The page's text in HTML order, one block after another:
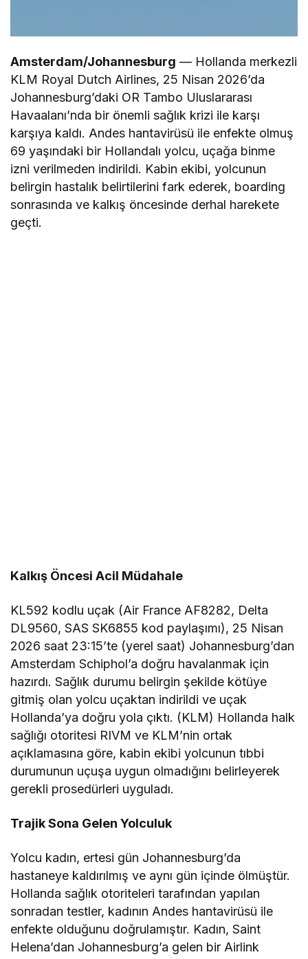
Amsterdam/Johannesburg — Hollanda merkezli
KLM Royal Dutch Airlines, 25 Nisan 2026’da
Johannesburg’daki OR Tambo Uluslararası
Havaalanı’nda bir önemli sağlık krizi ile karşı
karşıya kaldı. Andes hantavirüsü ile enfekte olmuş
69 yaşındaki bir Hollandalı yolcu, uçağa binme
izni verilmeden indirildi. Kabin ekibi, yolcunun
belirgin hastalık belirtilerini fark ederek, boarding
sonrasında ve kalkış öncesinde derhal harekete
geçti.
Kalkış Öncesi Acil Müdahale
KL592 kodlu uçak (Air France AF8282, Delta
DL9560, SAS SK6855 kod paylaşımı), 25 Nisan
2026 saat 23:15’te (yerel saat) Johannesburg’dan
Amsterdam Schiphol’a doğru havalanmak için
hazırdı. Sağlık durumu belirgin şekilde kötüye
gitmiş olan yolcu uçaktan indirildi ve uçak
Hollanda’ya doğru yola çıktı. (KLM) Hollanda halk
sağlığı otoritesi RIVM ve KLM’nin ortak
açıklamasına göre, kabin ekibi yolcunun tıbbi
durumunun uçuşa uygun olmadığını belirleyerek
gerekli prosedürleri uyguladı.
Trajik Sona Gelen Yolculuk
Yolcu kadın, ertesi gün Johannesburg’da
hastaneye kaldırılmış ve aynı gün içinde ölmüştür.
Hollanda sağlık otoriteleri tarafından yapılan
sonradan testler, kadının Andes hantavirüsü ile
enfekte olduğunu doğrulamıştır. Kadın, Saint
Helena’dan Johannesburg’a gelen bir Airlink